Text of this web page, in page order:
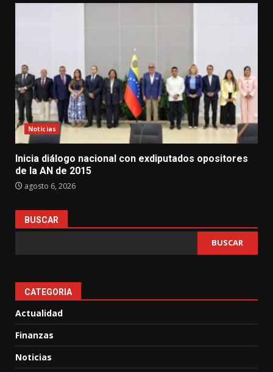
Noticias
Inicia diálogo nacional con exdiputados opositores
de la AN de 2015
agosto 6, 2026
BUSCAR
BUSCAR
CATEGORIA
Actualidad
Finanzas
Noticias